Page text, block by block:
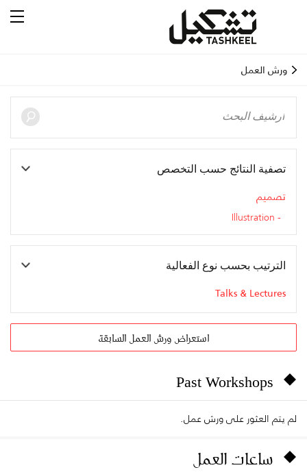
ورش العمل
تصفية النتائج حسب التخصص
تصميم
Illustration
الترتيب بحسب نوع الفعالية
Talks & Lectures
استعراض ورش العمل السابقة
Past Workshops
لم يتم العثور على ورش عمل.
ساعات العمل